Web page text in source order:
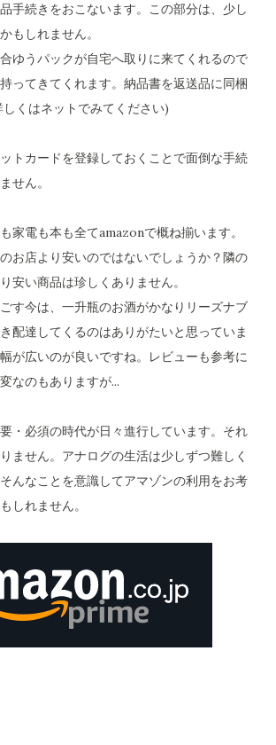
手続きをおこないます。この部分は、少し
もしれません。
ゆうパックが自宅へ取りに来てくれるので
ってきてくれます。納品書を返送品に同梱
しくはネットでみてください)
トカードを登録しておくことで面倒な手続
せん。
家電も本も全てamazonで概ね揃います。
お店より安いのではないでしょうか？隣の
安い商品は珍しくありません。
す今は、一升瓶のお酒がかなりリーズナブ
配達してくるのはありがたいと思っていま
が広いのが良いですね。レビューも参考に
なのもありますが...
・必須の時代が日々進行しています。それ
ません。アナログの生活は少しずつ難しく
んなことを意識してアマゾンの利用をお考
しれません。